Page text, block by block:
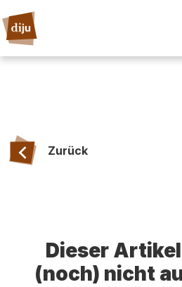
Zurück
Dieser
(noch) nicht